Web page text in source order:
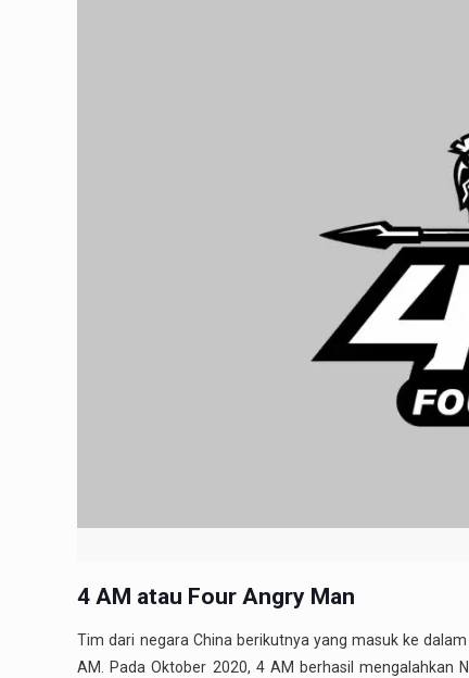
4 AM atau Four Angry Man
Tim dari negara China berikutnya yang masuk ke
AM. Pada Oktober 2020, 4 AM berhasil mengalahkan